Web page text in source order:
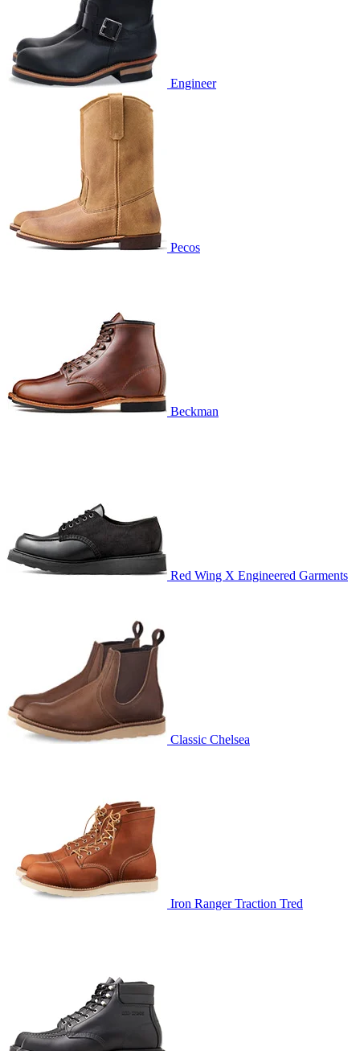
Engineer
Pecos
Beckman
Red Wing X Engineered Garments
Classic Chelsea
Iron Ranger Traction Tred